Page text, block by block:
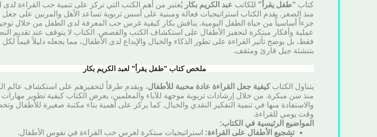
كتاب “طفل يقرأ” للكاتب عبد الكريم بكار يُعتبر من أهم الكتب التي تركز على تنمية حب القراءة لدى
منذ الصغر. يقدم الكتاب استراتيجيات فعالة ومبنية على أسس تربوية تساعد الأهل والمربين على جعل
جزءاً أساسياً من حياة الطفل اليومية. يناقش بكار كيفية غرس حب المعرفة لدى الطفل من خلال
عملية وأفكار مبتكرة لتحفيز الأطفال على استكشاف الكتب والقصص. الكتاب لا يتوقف عند تقديم
فقط، بل يوضح تأثير القراءة على تطور الذكاء والخيال والإبداع لدى الأطفال، مما يجعله دليلاً قيماً
بتنشئة جيل قارئ ومثقف.
ملخص كتاب "طفل يقرأ" لعبد الكريم بكار
يتناول الكتابكيفية جعل القراءة عادة محببة للأطفال، ويقدم طرقاً لتحفيزهم على استكشاف عالم
منذ سن مبكرة. من خلال إرشادات تربوية موجهة للآباء والمعلمين، يعرض الكتاب كيفية تطوير مهارات
والاستفادة منها في تنمية التفكير النقدي والخيال. كما يركز على أهمية بناء مكتبة صغيرة للأطفال
وقت يومي للقراءة.
المواضيع الرئيسية في الكتاب:
تشجيع الأطفال على القراءة: استراتيجيات مبتكرة لغرس حب القراءة في نفوس الأطفال.